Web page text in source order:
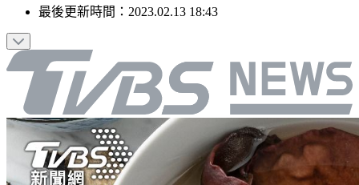
發佈時間：2023.02.13 18:43